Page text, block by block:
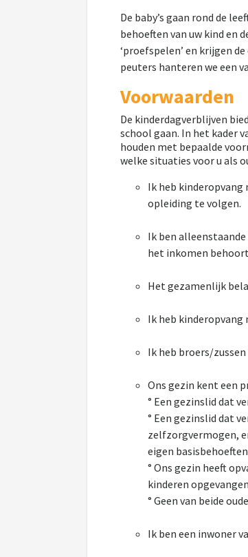
De baby’s gaan rond de
behoeften van uw kind en
‘proefspelen’ en krijgen
peuters hanteren we een
Voorwaarden
De kinderdagverblijven
school gaan. In het kader
houden met bepaalde
welke situaties voor u als
Ik heb kinderopvang
opleiding te volgen.
Ik ben
het inkomen
Het gezamenlijk
Ik heb kinderopvang
Ik heb broers/
Ons gezin kent een
° Een gezinslid dat
° Een gezinslid dat
zelfzorgvermogen,
eigen
° Ons gezin heeft
kinderen
° Geen van beide
Ik ben een inwoner